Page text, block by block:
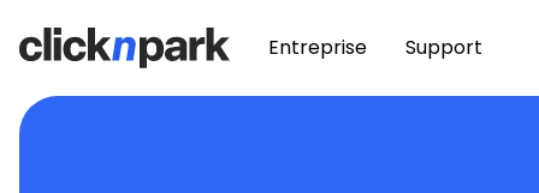
Entreprise Support